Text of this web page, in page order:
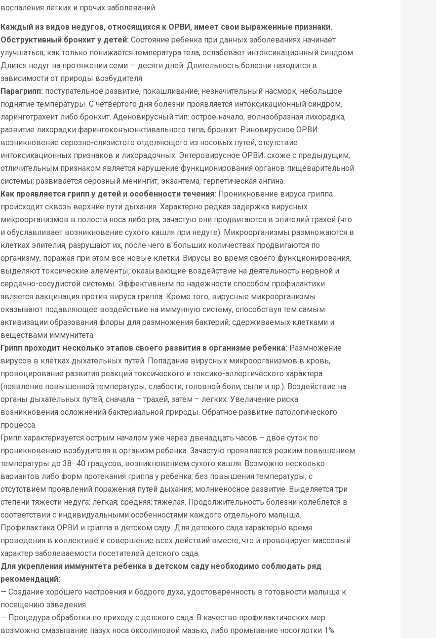
воспаления легких и прочих заболеваний.
Каждый из видов недугов, относящихся к ОРВИ, имеет свои выраженные признаки.
Обструктивный бронхит у детей: Состояние ребенка при данных заболеваниях начинает
улучшаться, как только понижается температура тела, ослабевает интоксикационный синдром.
Длится недуг на протяжении семи — десяти дней. Длительность болезни находится в
зависимости от природы возбудителя.
Парагрипп: поступательное развитие, покашливание, незначительный насморк, небольшое
поднятие температуры. С четвертого дня болезни проявляется интоксикационный синдром,
ларинготрахеит либо бронхит. Аденовирусный тип: острое начало, волнообразная лихорадка,
развитие лихорадки фарингоконъюнктивального типа, бронхит. Риновирусное ОРВИ:
возникновение серозно-слизистого отделяющего из носовых путей, отсутствие
интоксикационных признаков и лихорадочных. Энтеровирусное ОРВИ: схоже с предыдущим,
отличительным признаком является нарушение функционирования органов пищеварительной
системы; развивается серозный менингит, экзантема, герпетическая ангина.
Как проявляется грипп у детей и особенности течения: Проникновение вируса гриппа
происходит сквозь верхние пути дыхания. Характерно редкая задержка вирусных
микроорганизмов в полости носа либо рта, зачастую они продвигаются в эпителий трахей (что
и обуславливает возникновение сухого кашля при недуге). Микроорганизмы размножаются в
клетках эпителия, разрушают их, после чего в больших количествах продвигаются по
организму, поражая при этом все новые клетки. Вирусы во время своего функционирования,
выделяют токсические элементы, оказывающие воздействие на деятельность нервной и
сердечно-сосудистой системы. Эффективным по надежности способом профилактики
является вакцинация против вируса гриппа. Кроме того, вирусные микроорганизмы
оказывают подавляющее воздействие на иммунную систему, способствуя тем самым
активизации образования флоры для размножения бактерий, сдерживаемых клетками и
веществами иммунитета.
Грипп проходит несколько этапов своего развития в организме ребенка: Размножение
вирусов в клетках дыхательных путей. Попадание вирусных микроорганизмов в кровь,
провоцирование развития реакций токсического и токсико-аллергического характера
(появление повышенной температуры, слабости, головной боли, сыпи и пр.). Воздействие на
органы дыхательных путей, сначала – трахей, затем – легких. Увеличение риска
возникновения осложнений бактериальной природы. Обратное развитие патологического
процесса.
Грипп характеризуется острым началом уже через двенадцать часов – двое суток по
проникновению возбудителя в организм ребенка. Зачастую проявляется резким повышением
температуры до 38–40 градусов, возникновением сухого кашля. Возможно несколько
вариантов либо форм протекания гриппа у ребенка: без повышения температуры; с
отсутствием проявлений поражения путей дыхания; молниеносное развитие. Выделяется три
степени тяжести недуга: легкая; средняя; тяжелая. Продолжительность болезни колеблется в
соответствии с индивидуальными особенностями каждого отдельного малыша.
Профилактика ОРВИ и гриппа в детском саду: Для детского сада характерно время
проведения в коллективе и совершение всех действий вместе, что и провоцирует массовый
характер заболеваемости посетителей детского сада.
Для укрепления иммунитета ребенка в детском саду необходимо соблюдать ряд
рекомендаций:
— Создание хорошего настроения и бодрого духа, удостоверенность в готовности малыша к
посещению заведения.
— Процедура обработки по приходу с детского сада. В качестве профилактических мер
возможно смазывание пазух носа оксолиновой мазью, либо промывание носоглотки 1%